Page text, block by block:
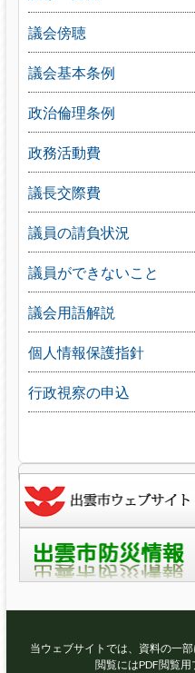
議会傍聴
議会基本条例
政治倫理条例
政務活動費
議長交際費
議員の請負状況
議員ができないこと
議会用語解説
個人情報保護指針
行政視察の申込
当ウェブサイトでは、資料の一
閲覧にはPDF閲覧用